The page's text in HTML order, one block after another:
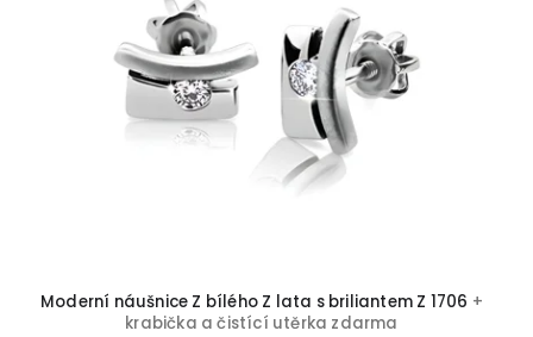
Moderní náušnice Z bílého Z lata s briliantem Z 1706 +
krabička a čistící utěrka zdarma